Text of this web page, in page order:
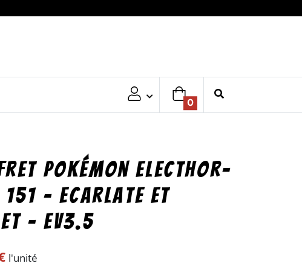
0
Pokémon Electhor-
151 – Ecarlate et
– EV3.5
l'unité